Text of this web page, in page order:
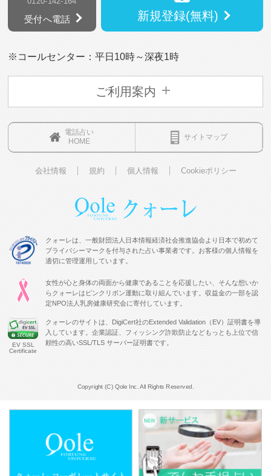
受付へ電話 新規登録(無料)
※コールセンター：平日10時～深夜1時
ご利用案内
電話占い
HOME
サイトマップ
会社情報 規約 個人情報 Cookieポリシー
クォーレは、一般財団法人日本情報経済社会推進協会より日本で初めて
プライバシーマークを付与された占い事業者です。お客様の個人情報を
適切に管理運用しています。
女性が心と身体の両面から健康であることを応援したい、そんな想いか
らクォーレはピンクリボン運動に取り組んでいます。収益金の一部を認
定NPO法人乳房健康研究会に寄付しています。
EV SSL
Certificate
クォーレのサイトは、DigiCert社のExtended Validation（EV）証明書を導
入しています。企業認証、フィッシング詐欺防止などもっとも上位で信
頼性の高いSSL/TLS サーバー証明書です。
Copyright (C) Qole Inc. All Rights Reserved.